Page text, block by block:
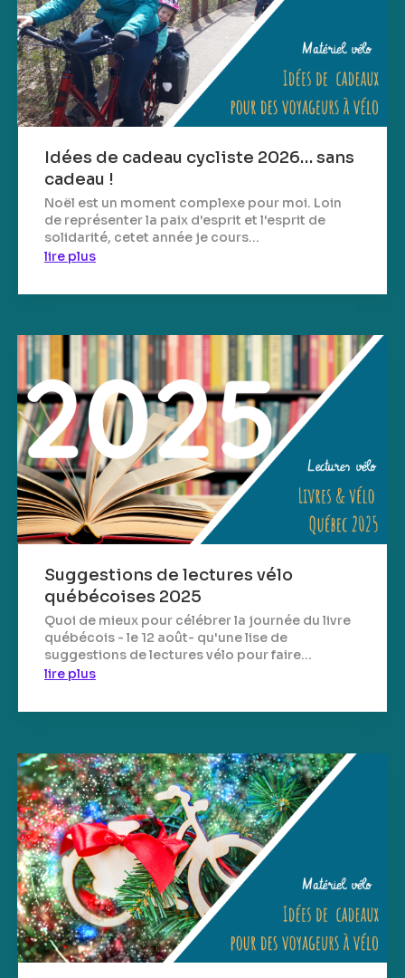
Idées de cadeau cycliste 2026… sans
cadeau !
Noël est un moment complexe pour moi. Loin
de représenter la paix d'esprit et l'esprit de
solidarité, cetet année je cours...
lire plus
Suggestions de lectures vélo
québécoises 2025
Quoi de mieux pour célébrer la journée du livre
québécois - le 12 août- qu'une lise de
suggestions de lectures vélo pour faire...
lire plus